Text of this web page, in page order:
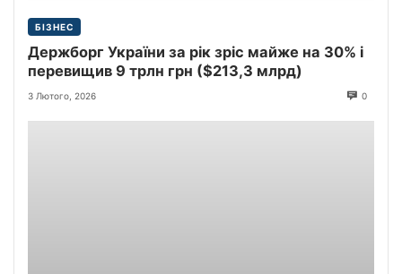
БІЗНЕС
Держборг України за рік зріс майже на 30% і
перевищив 9 трлн грн ($213,3 млрд)
3 Лютого, 2026 0